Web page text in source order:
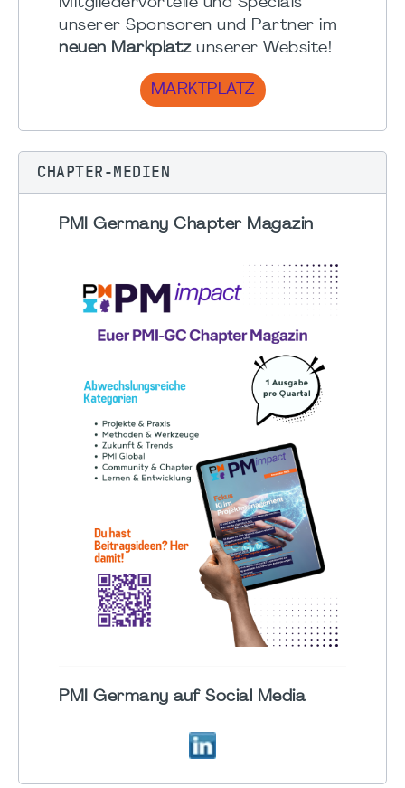
Mitgliedervorteile und Specials
unserer Sponsoren und Partner im
neuen Markplatzunserer Website!
MARKTPLATZ
CHAPTER-MEDIEN
PMI Germany Chapter Magazin
PMI Germany auf Social Media